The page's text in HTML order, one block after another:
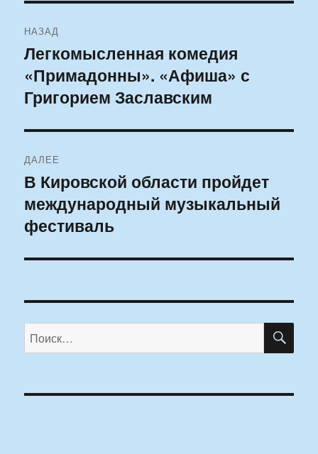
по
записям
НАЗАД
Предыдущая
запись:
Легкомысленная комедия
«Примадонны». «Афиша» с
Григорием Заславским
ДАЛЕЕ
Следующая
запись:
В Кировской области пройдет
международный музыкальный
фестиваль
Искать: